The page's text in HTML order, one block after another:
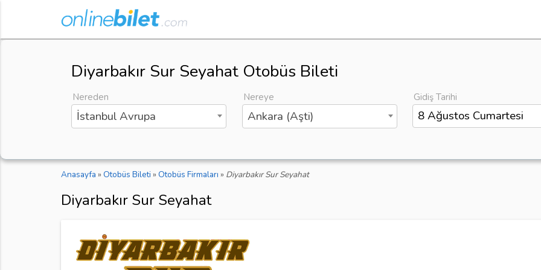
Diyarbakır Sur Seyahat Otobüs Bileti
Nereden
İstanbul Avrupa
Nereye
Ankara (Aşti)
Gidiş Tarihi
Anasayfa » Otobüs Bileti » Otobüs Firmaları » Diyarbakır Sur Seyahat
Diyarbakır Sur Seyahat